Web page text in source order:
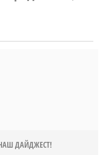
ДАЙДЖЕСТ!